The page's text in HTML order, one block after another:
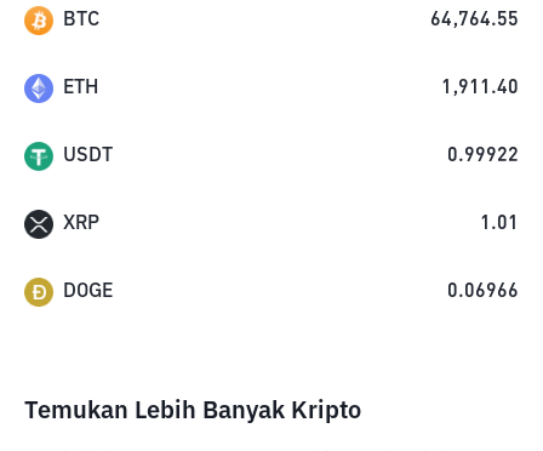
BTC 64,764.55
ETH 1,911.40
USDT 0.99922
XRP 1.01
DOGE 0.06966
Temukan Lebih Banyak Kripto